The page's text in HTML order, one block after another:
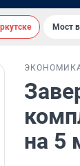
Мост
на 5